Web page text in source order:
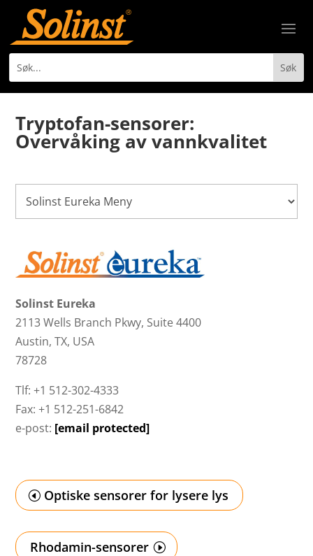
Tryptofan-sensorer:
Overvåking av vannkvalitet
Solinst Eureka
2113 Wells Branch Pkwy, Suite 4400
Austin, TX, USA
78728
Tlf: +1 512-302-4333
Fax: +1 512-251-6842
e-post: [email protected]
Optiske sensorer for lysere lys
Rhodamin-sensorer